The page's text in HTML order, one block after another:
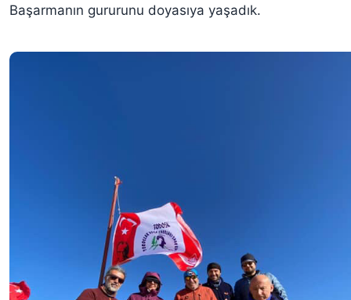
Başarmanın gururunu doyasıya yaşadık.